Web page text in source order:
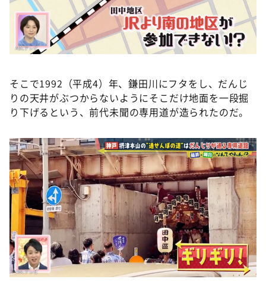
そこで1992（平成4）年、鎌田川にフタをし、だんじ
りの天井がぶつからないようにそこだけ地面を一段掘
り下げるという、前代未聞の専用道が造られたのだ。